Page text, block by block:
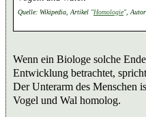
Quelle: Wikipedia, Artikel "Homologie",
Wenn ein Biologe solche
Entwicklung betrachtet,
Der Unterarm des Menschen
Vogel und Wal homolog.